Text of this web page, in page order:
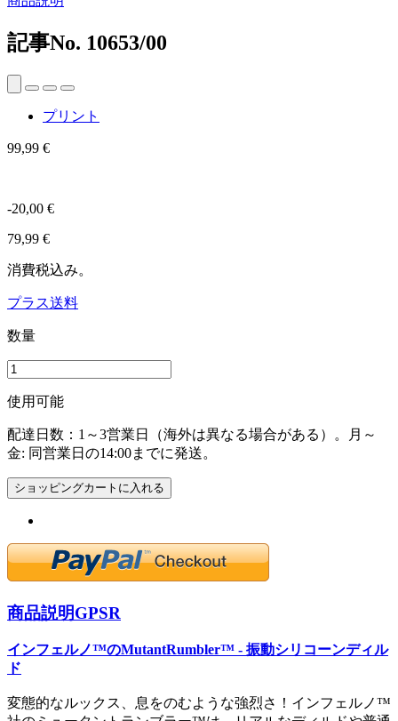
記事No. 10653/00
プリント
99,99 €
-20,00 €
79,99 €
消費税込み。
プラス送料
数量
使用可能
配達日数：1～3営業日（海外は異なる場合がある）。月～
金: 同営業日の14:00までに発送。
ショッピングカートに入れる
商品説明GPSR
インフェルノ™のMutantRumbler™ - 振動シリコーンディル
ド
変態的なルックス、息をのむような強烈さ！インフェルノ™